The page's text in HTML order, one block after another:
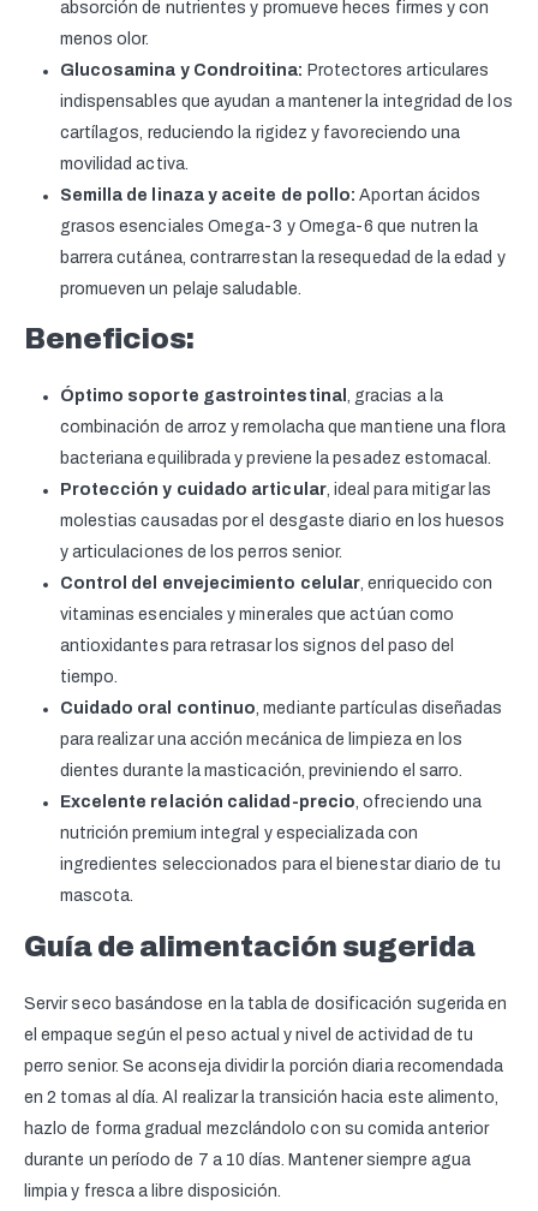
absorción de nutrientes y promueve heces firmes y con
menos olor.
Glucosamina y Condroitina: Protectores articulares
indispensables que ayudan a mantener la integridad de los
cartílagos, reduciendo la rigidez y favoreciendo una
movilidad activa.
Semilla de linaza y aceite de pollo: Aportan ácidos
grasos esenciales Omega-3 y Omega-6 que nutren la
barrera cutánea, contrarrestan la resequedad de la edad y
promueven un pelaje saludable.
Beneficios:
Óptimo soporte gastrointestinal , gracias a la
combinación de arroz y remolacha que mantiene una flora
bacteriana equilibrada y previene la pesadez estomacal.
Protección y cuidado articular, ideal para mitigar las
molestias causadas por el desgaste diario en los huesos
y articulaciones de los perros senior.
Control del envejecimiento celular, enriquecido con
vitaminas esenciales y minerales que actúan como
antioxidantes para retrasar los signos del paso del
tiempo.
Cuidado oral continuo, mediante partículas diseñadas
para realizar una acción mecánica de limpieza en los
dientes durante la masticación, previniendo el sarro.
Excelente relación calidad-precio, ofreciendo una
nutrición premium integral y especializada con
ingredientes seleccionados para el bienestar diario de tu
mascota.
Guía de alimentación sugerida
Servir seco basándose en la tabla de dosificación sugerida en
el empaque según el peso actual y nivel de actividad de tu
perro senior. Se aconseja dividir la porción diaria recomendada
en 2 tomas al día. Al realizar la transición hacia este alimento,
hazlo de forma gradual mezclándolo con su comida anterior
durante un período de 7 a 10 días. Mantener siempre agua
limpia y fresca a libre disposición.